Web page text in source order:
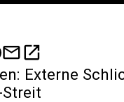
mailopen_in_new
Externe
Streit